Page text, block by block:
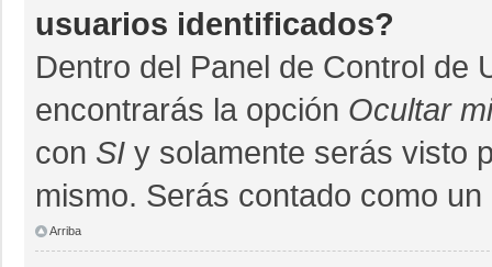
usuarios identificados?
Dentro del Panel de Control de
encontrarás la opción Ocultar
con SI y solamente serás visto
mismo. Serás contado como
Arriba